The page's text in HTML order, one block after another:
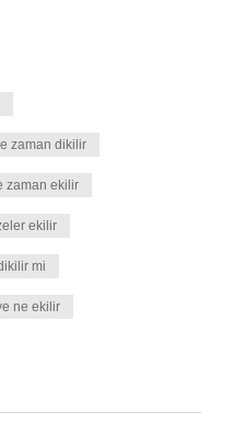
zaman dikilir
zaman ekilir
ekilir
mi
ne ekilir